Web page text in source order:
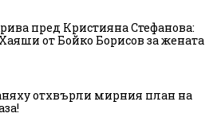
пред Кристияна Стефанова:
от Бойко Борисов за жената
отхвърли мирния план на